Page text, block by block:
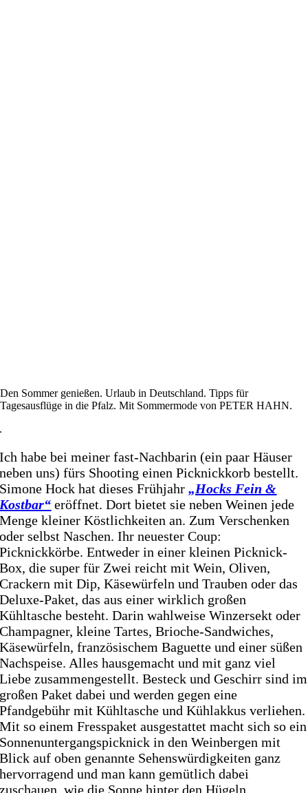
Den Sommer genießen. Urlaub in Deutschland. Tipps für
Tagesausflüge in die Pfalz. Mit Sommermode von PETER HAHN.
.
Ich habe bei meiner fast-Nachbarin (ein paar Häuser
neben uns) fürs Shooting einen Picknickkorb bestellt.
Simone Hock hat dieses Frühjahr„Hocks Fein &
Kostbar“ eröffnet. Dort bietet sie neben Weinen jede
Menge kleiner Köstlichkeiten an. Zum Verschenken
oder selbst Naschen. Ihr neuester Coup:
Picknickkörbe. Entweder in einer kleinen Picknick-
Box, die super für Zwei reicht mit Wein, Oliven,
Crackern mit Dip, Käsewürfeln und Trauben oder das
Deluxe-Paket, das aus einer wirklich großen
Kühltasche besteht. Darin wahlweise Winzersekt oder
Champagner, kleine Tartes, Brioche-Sandwiches,
Käsewürfeln, französischem Baguette und einer süßen
Nachspeise. Alles hausgemacht und mit ganz viel
Liebe zusammengestellt. Besteck und Geschirr sind im
großen Paket dabei und werden gegen eine
Pfandgebühr mit Kühltasche und Kühlakkus verliehen.
Mit so einem Fresspaket ausgestattet macht sich so ein
Sonnenuntergangspicknick in den Weinbergen mit
Blick auf oben genannte Sehenswürdigkeiten ganz
hervorragend und man kann gemütlich dabei
zuschauen, wie die Sonne hinter den Hügeln